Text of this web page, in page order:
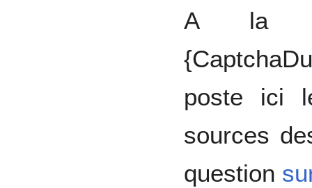
A la
poste ici
sources
question